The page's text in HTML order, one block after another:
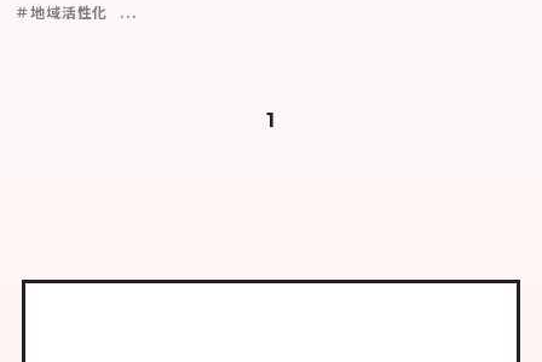
＃地域活性化
...
1